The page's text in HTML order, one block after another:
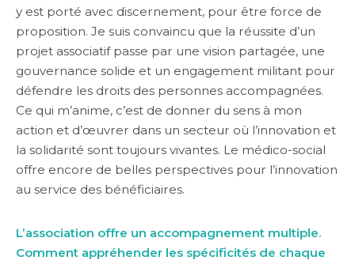
y est porté avec discernement, pour être force de
proposition. Je suis convaincu que la réussite d’un
projet associatif passe par une vision partagée, une
gouvernance solide et un engagement militant pour
défendre les droits des personnes accompagnées.
Ce qui m’anime, c’est de donner du sens à mon
action et d’œuvrer dans un secteur où l’innovation et
la solidarité sont toujours vivantes. Le médico-social
offre encore de belles perspectives pour l’innovation
au service des bénéficiaires.
L’association offre un accompagnement multiple.
Comment appréhender les spécificités de chaque